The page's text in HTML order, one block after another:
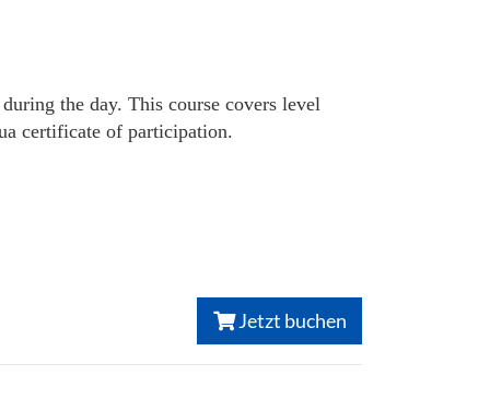
the day. This course covers level
certificate of participation.
Jetzt buchen